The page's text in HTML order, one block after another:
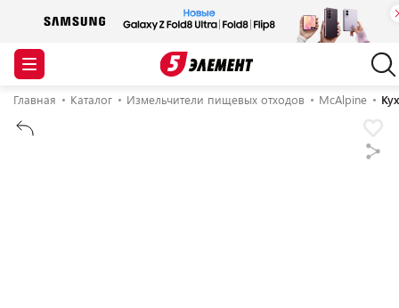
Главная Каталог Измельчители пищевых отходов McAlpine